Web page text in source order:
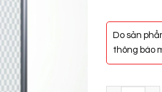
Do sản
thông báo